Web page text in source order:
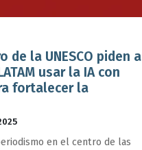
de la UNESCO piden a
usar la IA con
fortalecer la
en el centro de las